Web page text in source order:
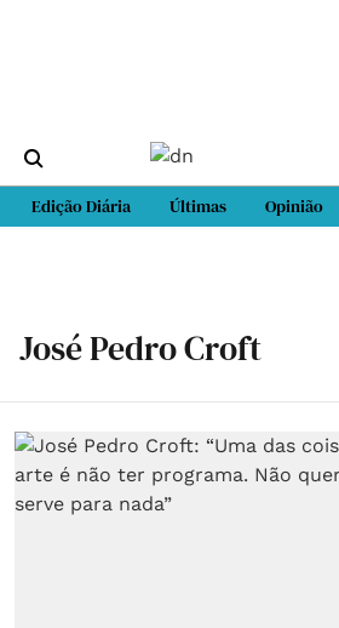
Edição Diária Últimas Opinião
José Pedro Croft